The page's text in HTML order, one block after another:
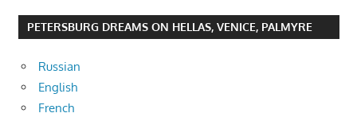
PETERSBURG DREAMS ON HELLAS, VENICE, PALMYRE
Russian
English
French